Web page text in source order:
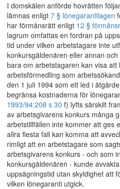
I domskälen anförde hovrätten
lämnas enligt 7 § lönegarantilagen
har förmånsrätt enligt 12 §
lagrum omfattas en fordran på
tid under vilken arbetstagare inte
konkursgäldenären eller annan
bara om arbetstagaren kan visa att
arbetsförmedling som
den 1 juli 1994 som ett led i
begränsa kostnaderna för
1993/94:208 s 30 f) lyfts särskilt
av arbetsgivarens konkurs många
arbetstillfällen inte kommer att ges
allra flesta fall kan komma att
rimligt att en arbetstagare som
arbetsgivarens konkurs - och som
konkursgäldenären - kunde
uppsägningstid utan skyldighet att
vilken lönegaranti utgick.